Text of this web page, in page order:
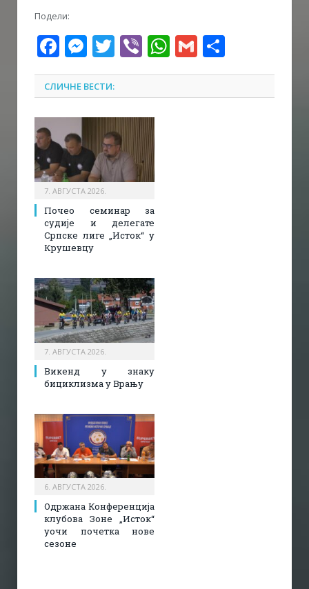
Подели:
Facebook
Messenger
Twitter
ViberWhatsApp
Gmail
СЛИЧНЕ ВЕСТИ:
7. АВГУСТА 2026.
Почео семинар за
судије и делегате
Српске лиге „Исток“ у
Крушевцу
7. АВГУСТА 2026.
Викенд у знаку
бициклизма у Врању
6. АВГУСТА 2026.
Одржана Конференција
клубова Зоне „Исток“
уочи почетка нове
сезоне